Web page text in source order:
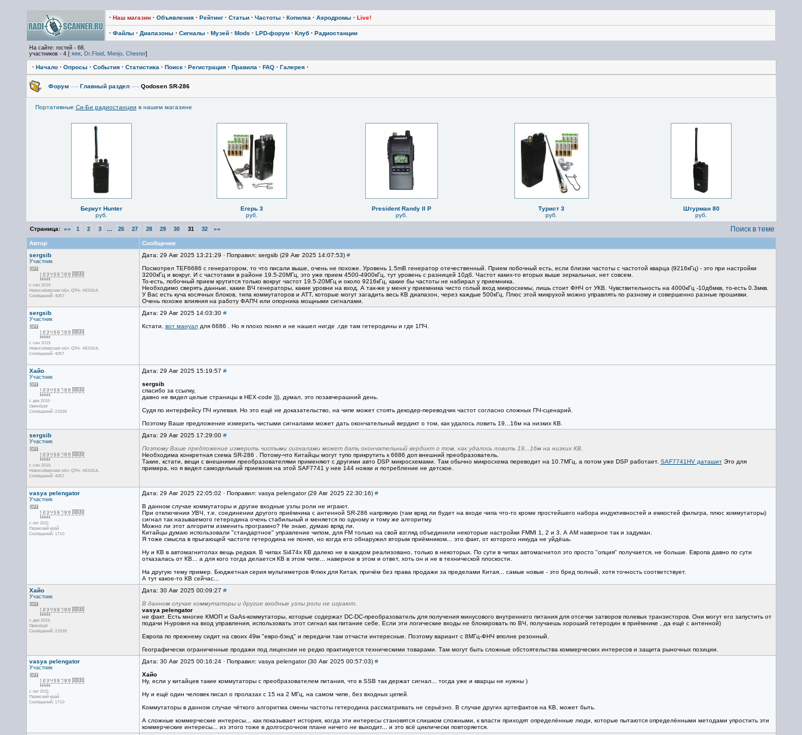
· Наш магазин· Объявления· Рейтинг· Статьи· Частоты · Копилка · Аэродромы · Live!
· Файлы · Диапазоны · Сигналы · Музей· Mods · LPD-форум· Клуб· Радиостанции
На сайте: гостей - 68,
участников - 4 [ яяя, Dr.Floid, Menjo, Chester]
· Начало· Опросы · События· Статистика · Поиск· Регистрация· Правила · FAQ· Галерея·
Форум —› Главный раздел —›Qodosen SR-286
Портативные Си-Би радиостанции в нашем магазине
Беркут Hunter
руб.
Егерь 3
руб.
President Randy II P
руб.
Турист 3
руб.
Штурман 80
руб.
Страница: «« 1 2 3 26 27 28 29 30 31 32 »» Поиск в теме
Автор
Сообщение
sergsib
Участник
с сен 2015
Новосибирская обл. QTH- -NO15UL
Сообщений: 4057
Дата: 29 Авг 2025 13:21:29 · Поправил: sergsib (29 Авг 2025 14:07:53) #
Посмотрел TEF6686 с генератором, то что писали выше, очень не похоже. Уровень 1.5mВ генератор отечественный. Прием побочный есть, если близки частоты с частотой кварца (9216кГц) - это при настройки
3200кГц и вокруг. И с частотами в районе 19.5-20МГц, это уже прием 4500-4900кГц, тут уровень с разницей 10дб. Частот каких-то вторых выше зеркальных, нет совсем.
То-есть, побочный прием крутится только вокруг частот 19.5-20МГц и около 9216кГц, какие бы частоты не набирал у приемника.
Необходимо сверять данные, какие ВЧ генераторы, какие уровни на вход. А так-же у меня у приемника чисто голый вход микросхемы, лишь стоит ФНЧ от УКВ. Чувствительность на 4000кГц -10дбмкв, то-есть 0.3мкв.
У Вас есть куча косячных блоков, типа коммутаторов и АТТ, которые могут загадить весь КВ диапазон, через каждые 500кГц. Плюс этой микрухой можно управлять по разному и совершенно разные прошивки.
Очень похоже влияния на работу ФАПЧ или опорника мощными сигналами.
sergsib
Участник
с сен 2015
Новосибирская обл. QTH- -NO15UL
Сообщений: 4057
Дата: 29 Авг 2025 14:03:30 #
Кстати, вот мануалдля 6686 . Но я плохо понял и не нашел нигде ,где там гетеродины и где 1ПЧ.
Хайо
Участник
с дек 2015
Оренбург
Сообщений: 21539
Дата: 29 Авг 2025 15:19:57 #
sergsib
спасибо за ссылку,
давно не видел целые страницы в HEX-code ))), думал, это позавчерашний день.
Судя по интерфейсу ПЧ нулевая. Но это ещё не доказательство, на чипе может стоять декодер-переводчик частот согласно сложных ПЧ-сценарий.
Поэтому Ваше предложение измерить чистыми сигналами может дать окончательный вердикт о том, как удалось ловить 19...16м на низких КВ.
sergsib
Участник
с сен 2015
Новосибирская обл. QTH- -NO15UL
Сообщений: 4057
Дата: 29 Авг 2025 17:29:00 #
Поэтому Ваше предложение измерить чистыми сигналами может дать окончательный вердикт о том, как удалось ловить 19...16м на низких КВ.
Необходима конкретная схема SR-286 . Потому-что Китайцы могут тупо прикрутить к 6686 доп внешний преобразователь.
Такие, кстати, вещи с внешними преобразователями применяют с другими авто DSP микросхемами. Там обычно микросхема переводит на 10.7МГц, а потом уже DSP работает. SAF7741HV даташитЭто для
примера, но я видел самодельный приемник на этой SAF7741 у нее 144 ножки и потребление не детское.
vasya pelengator
Участник
с окт 2011
Пермский край
Сообщений: 1710
Дата: 29 Авг 2025 22:05:02 · Поправил: vasya pelengator (29 Авг 2025 22:30:16) #
В данном случае коммутаторы и другие входные узлы роли не играют.
При отключении УВЧ, т.е. соединении другого приёмника с антенной SR-286 напрямую (там вряд ли будет на входе чипа что-то кроме простейшего набора индуктивностей и емкостей фильтра, плюс коммутаторы)
сигнал так называемого гетеродина очень стабильный и меняется по одному и тому же алгоритму.
Можно ли этот алгоритм изменить програмно? Не знаю, думаю вряд ли.
Китайцы думаю использовали "стандартное" управление чипом, для FM только на свой взгляд объединили некоторые настройки FMMI 1, 2 и 3. А АМ наверное так и задуман.
Я тоже смысла в прыгающей частоте гетеродина не понял, но когда его обнаружил вторым приёмником... это факт, от которого никуда не уйдёшь.
Ну и КВ в автомагнитолах вещь редкая. В чипах Si474x КВ далеко не в каждом реализовано, только в некоторых. По сути в чипах автомагнитол это просто "опция" получается, не больше. Европа давно по сути
отказалась от КВ... а для кого тогда делается КВ в этом чипе... наверное в этом и ответ, хоть он и не в технической плоскости.
На другую тему пример. Бюджетная серия мультиметров Флюк для Китая, причём без права продажи за пределами Китая... самые новые - это бред полный, хотя точность соответствует.
А тут какое-то КВ сейчас...
Хайо
Участник
с дек 2015
Оренбург
Сообщений: 21539
Дата: 30 Авг 2025 00:09:27 #
В данном случае коммутаторы и другие входные узлы роли не играют.
vasya pelengator
не факт. Есть многие КМОП и GaAs-коммутаторы, которые содержат DC-DC-преобразователь для получения минусового внутреннего питания для отсечки затворов полевых транзисторов. Они могут его запустить от
подачи H-уровня на вход управления, использовать этот сигнал как питание себе. Если эти логические входы не блокировать по ВЧ, получаешь хороший гетеродин в приёмнике , да ещё с антенной)
Европа по прежнему сидит на своих 49м "евро-бэнд" и передачи там отчасти интересные. Поэтому вариант с 8МГц-ФНЧ вполне резонный.
Географически ограниченные продажи под лицензии не редко практикуется техническими товарами. Там могут быть сложные обстоятельства коммерческих интересов и защита рыночных позиции.
vasya pelengator
Участник
с окт 2011
Пермский край
Сообщений: 1710
Дата: 30 Авг 2025 00:16:24 · Поправил: vasya pelengator (30 Авг 2025 00:57:03) #
Хайо
Ну, если у китайцев такие коммутаторы с преобразователем питания, что в SSB так держат сигнал... тогда уже и кварцы не нужны )
Ну и ещё один человек писал о пролазах с 15 на 2 МГц, на самом чипе, без входных цепей.
Коммутаторы в данном случае чёткого алгоритма смены частоты гетеродина рассматривать не серьёзно. В случае других артефактов на КВ, может быть.
А сложные коммерческие интересы... как показывает история, когда эти интересы становятся слишком сложными, к власти приходят определённые люди, которые пытаются определёнными методами упростить эти
коммерческие интересы... из этого тоже в долгосрочном плане ничего не выходит... и это всё циклически повторяется.